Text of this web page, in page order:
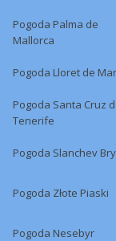
Pogoda Palma de
Mallorca
Pogoda Lloret de Mar
Pogoda Santa Cruz
Tenerife
Pogoda Slanchev
Pogoda Złote Piaski
Pogoda Nesebyr